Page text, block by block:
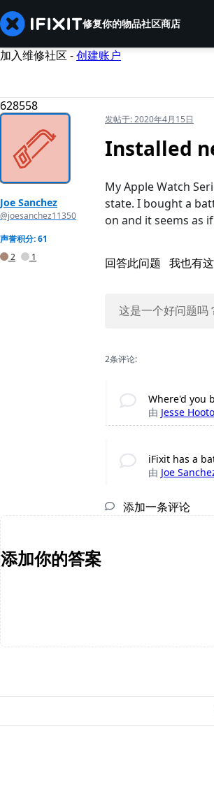
修复你的物品社区商店
加入维修社区 -创建账户
628558
Joe Sanchez
@joesanchez11350
声誉积分: 61
2
1
发帖于:2020年4月15日
Installed
My Apple Watch
state. I bought a
on and it seems as
回答此问题 我也有
这是一个好问题吗
2条评论:
Where'd you
由 Jesse
iFixit has a
由 Joe
添加一条评论
添加你的答案